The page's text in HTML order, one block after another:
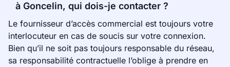
à Goncelin, qui dois-je contacter ?
Le fournisseur d’accès commercial est toujours votre
interlocuteur en cas de soucis sur votre connexion.
Bien qu’il ne soit pas toujours responsable du réseau,
sa responsabilité contractuelle l’oblige à prendre en